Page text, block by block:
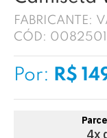
FABRICANTE:
CÓD:
Por: R$